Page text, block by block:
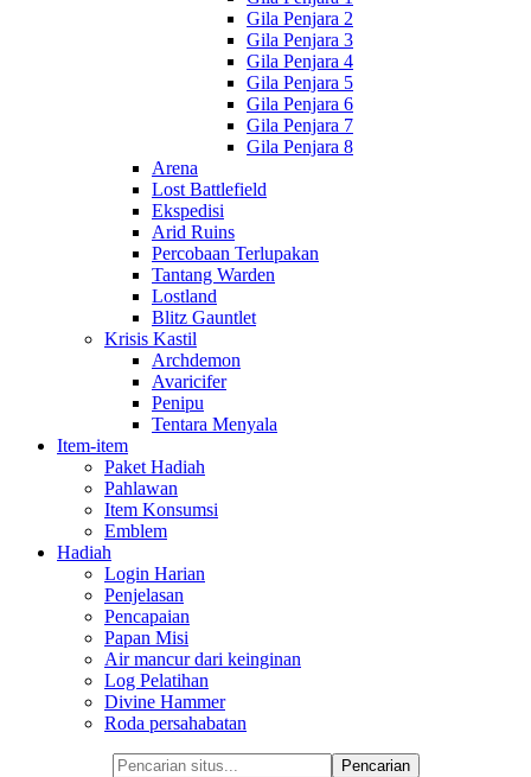
Gila Penjara 2
Gila Penjara 3
Gila Penjara 4
Gila Penjara 5
Gila Penjara 6
Gila Penjara 7
Gila Penjara 8
Arena
Lost Battlefield
Ekspedisi
Arid Ruins
Percobaan Terlupakan
Tantang Warden
Lostland
Blitz Gauntlet
Krisis Kastil
Archdemon
Avaricifer
Penipu
Tentara Menyala
Item-item
Paket Hadiah
Pahlawan
Item Konsumsi
Emblem
Hadiah
Login Harian
Penjelasan
Pencapaian
Papan Misi
Air mancur dari keinginan
Log Pelatihan
Divine Hammer
Roda persahabatan